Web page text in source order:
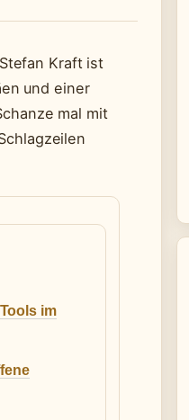
Kraft ist
und einer
mal mit
im